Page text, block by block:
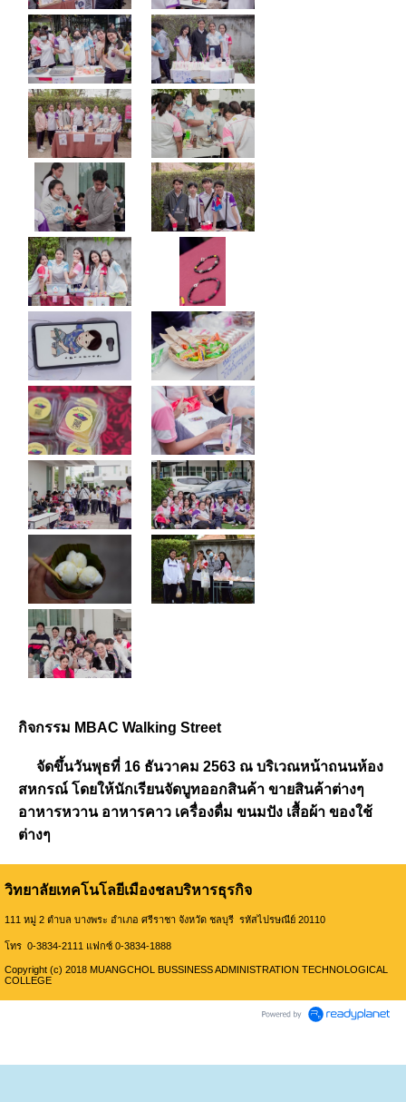
กิจกรรม MBAC Walking Street
จัดขึ้นวันพุธที่ 16 ธันวาคม 2563 ณ บริเวณหน้าถนนห้อง
สหกรณ์ โดยให้นักเรียนจัดบูทออกสินค้า ขายสินค้าต่างๆ
อาหารหวาน อาหารคาว เครื่องดื่ม ขนมปัง เสื้อผ้า ของใช้
ต่างๆ
วิทยาลัยเทคโนโลยีเมืองชลบริหารธุรกิจ
111 หมู่ 2 ตำบล บางพระ อำเภอ ศรีราชา จังหวัด ชลบุรี รหัสไปรษณีย์ 20110
โทร 0-3834-2111 แฟกซ์ 0-3834-1888
Copyright (c) 2018 MUANGCHOL BUSSINESS ADMINISTRATION TECHNOLOGICAL
COLLEGE